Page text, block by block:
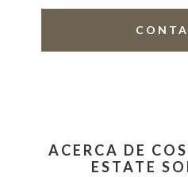
ACERCA DE
ESTATE